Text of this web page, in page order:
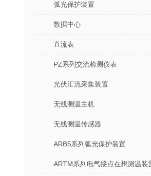
弧光保护装置
数据中心
直流表
PZ系列交流检测仪表
光伏汇流采集装置
无线测温主机
无线测温传感器
ARB5系列弧光保护装置
ARTM系列电气接点在想测温装